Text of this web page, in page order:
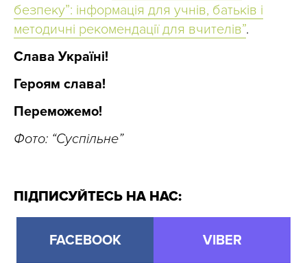
безпеку”: інформація для учнів, батьків і
методичні рекомендації для вчителів”.
Слава Україні!
Героям слава!
Переможемо!
Фото: “Суспільне”
ПІДПИСУЙТЕСЬ НА НАС:
FACEBOOK VIBER